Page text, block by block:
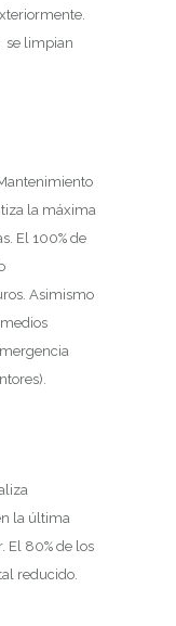
se limpian
la máxima
El 100% de
Asimismo
la última
El 80% de los
reducido.